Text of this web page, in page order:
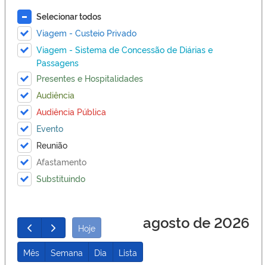
Selecionar todos
Viagem - Custeio Privado
Viagem - Sistema de Concessão de Diárias e
Passagens
Presentes e Hospitalidades
Audiência
Audiência Pública
Evento
Reunião
Afastamento
Substituindo
Hoje agosto de 2026
Mês Semana Dia Lista